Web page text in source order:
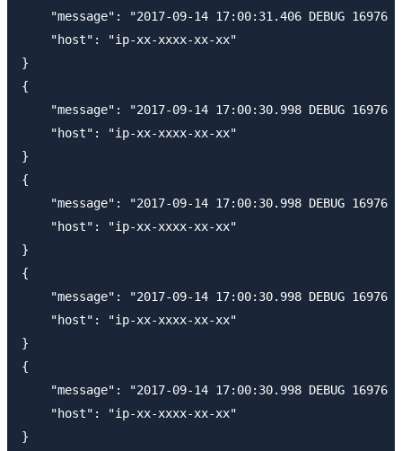
"message": "2017-09-14 17:00:31.406 DEBUG 16976
    "host": "ip-xx-xxxx-xx-xx"
}
{
"message": "2017-09-14 17:00:30.998 DEBUG 16976
    "host": "ip-xx-xxxx-xx-xx"
}
{
"message": "2017-09-14 17:00:30.998 DEBUG 16976
    "host": "ip-xx-xxxx-xx-xx"
}
{
"message": "2017-09-14 17:00:30.998 DEBUG 16976
    "host": "ip-xx-xxxx-xx-xx"
}
{
"message": "2017-09-14 17:00:30.998 DEBUG 16976
    "host": "ip-xx-xxxx-xx-xx"
}